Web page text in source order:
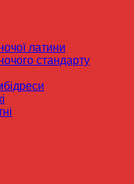
латини
стандарту